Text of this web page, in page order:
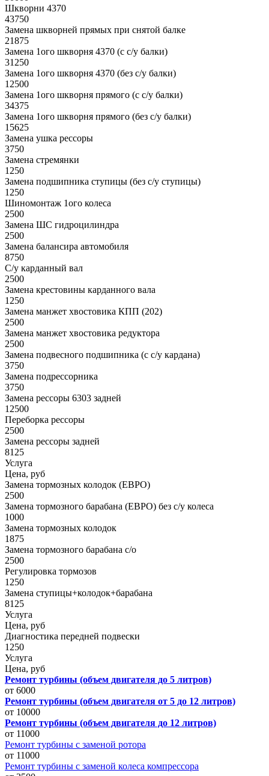
Шкворни 4370
43750
Замена шкворней прямых при снятой балке
21875
Замена 1ого шкворня 4370 (с с/у балки)
31250
Замена 1ого шкворня 4370 (без с/у балки)
12500
Замена 1ого шкворня прямого (с с/у балки)
34375
Замена 1ого шкворня прямого (без с/у балки)
15625
Замена ушка рессоры
3750
Замена стремянки
1250
Замена подшипника ступицы (без с/у ступицы)
1250
Шиномонтаж 1ого колеса
2500
Замена ШС гидроцилиндра
2500
Замена балансира автомобиля
8750
С/у карданный вал
2500
Замена крестовины карданного вала
1250
Замена манжет хвостовика КПП (202)
2500
Замена манжет хвостовика редуктора
2500
Замена подвесного подшипника (с с/у кардана)
3750
Замена подрессорника
3750
Замена рессоры 6303 задней
12500
Переборка рессоры
2500
Замена рессоры задней
8125
Услуга
Цена, руб
Замена тормозных колодок (ЕВРО)
2500
Замена тормозного барабана (ЕВРО) без с/у колеса
1000
Замена тормозных колодок
1875
Замена тормозного барабана с/о
2500
Регулировка тормозов
1250
Замена ступицы+колодок+барабана
8125
Услуга
Цена, руб
Диагностика передней подвески
1250
Услуга
Цена, руб
Ремонт турбины (объем двигателя до 5 литров)
от 6000
Ремонт турбины (объем двигателя от 5 до 12 литров)
от 10000
Ремонт турбины (объем двигателя до 12 литров)
от 11000
Ремонт турбины с заменой ротора
от 11000
Ремонт турбины с заменой колеса компрессора